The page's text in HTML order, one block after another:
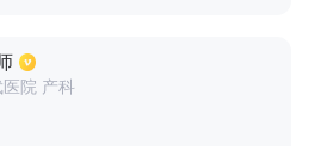
以发现乳腺增生的问题，乳
也可能是双侧发生。
院 产科